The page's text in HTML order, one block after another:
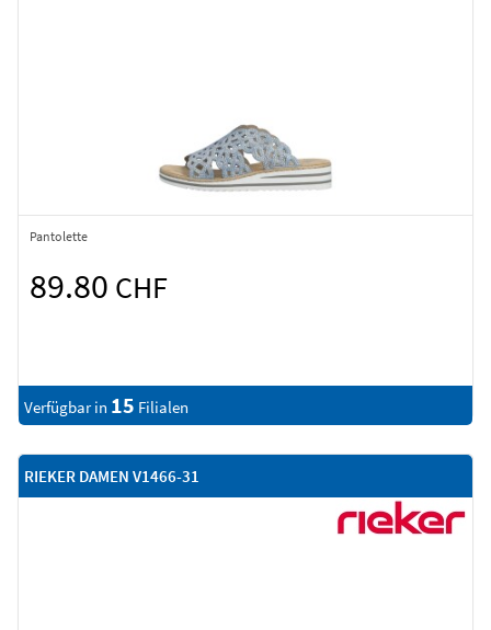
Pantolette
89.80 CHF
Verfügbar in 15 Filialen
RIEKER DAMEN V1466-31